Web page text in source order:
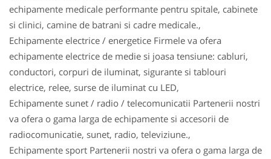
echipamente medicale performante pentru spitale, cabinete
si clinici, camine de batrani si cadre medicale.,
Echipamente electrice / energetice Firmele va ofera
echipamente electrice de medie si joasa tensiune: cabluri,
conductori, corpuri de iluminat, sigurante si tablouri
electrice, relee, surse de iluminat cu LED,
Echipamente sunet / radio / telecomunicatii Partenerii nostri
va ofera o gama larga de echipamente si accesorii de
radiocomunicatie, sunet, radio, televiziune.,
Echipamente sport Partenerii nostri va ofera o gama larga de